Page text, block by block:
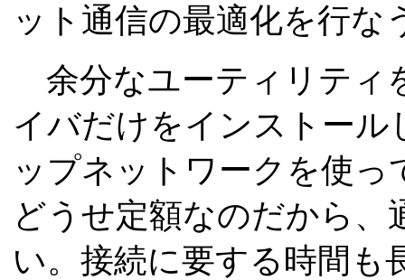
ット通信の最適化を行な
余分なユーティリティ
イバだけをインストール
ップネットワークを使
どうせ定額なのだから
い。接続に要する時間も